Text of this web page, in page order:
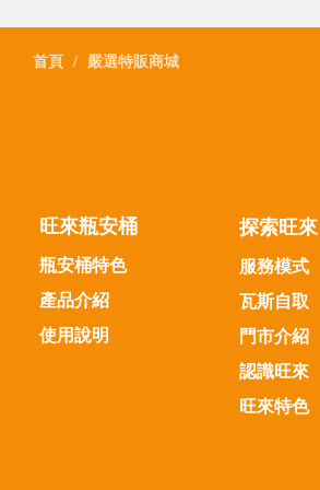
首頁 嚴選特販商城
旺來瓶安桶
瓶安桶特色
產品介紹
使用說明
探索旺來
服務模式
瓦斯自取
門市介紹
認識旺來
旺來特色